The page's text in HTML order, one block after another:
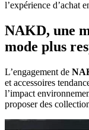
l’expérience d’achat
NAKD, une
mode plus
L’engagement de
et accessoires
l’impact
proposer des